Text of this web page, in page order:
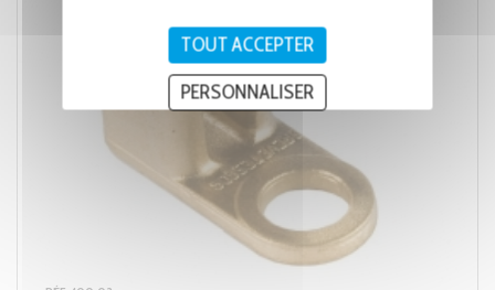
TOUT ACCEPTER
PERSONNALISER